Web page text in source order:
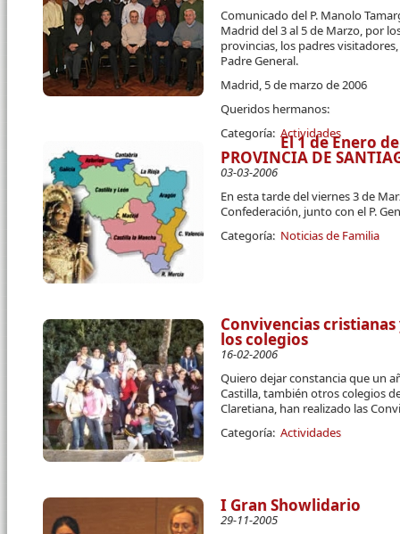
Comunicado del P. Manolo
Madrid del 3 al 5 de Marzo, por
provincias, los padres
Padre General.
Madrid, 5 de marzo de 2006
Queridos hermanos:
Categoría: Actividades
El 1 de Enero
PROVINCIA DE
03-03-2006
En esta tarde del viernes 3 de
Confederación, junto con el P.
Categoría: Noticias de Familia
Convivencias
los colegios
16-02-2006
Quiero dejar constancia que un
Castilla, también otros colegios
Claretiana, han realizado las
Categoría: Actividades
I Gran Showlidario
29-11-2005